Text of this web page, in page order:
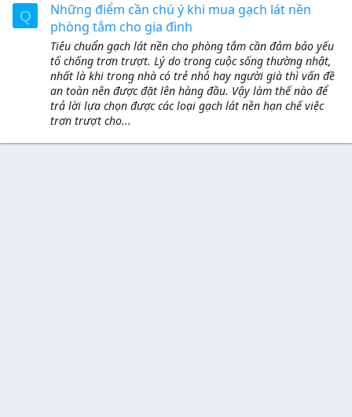
Q
Những điểm cần chú ý khi mua gạch lát nền
phòng tắm cho gia đình
Tiêu chuẩn gạch lát nền cho phòng tắm cần đảm bảo yếu
tố chống trơn trượt. Lý do trong cuộc sống thường nhật,
nhất là khi trong nhà có trẻ nhỏ hay người già thì vấn đề
an toàn nên được đặt lên hàng đầu. Vậy làm thế nào để
trả lời lựa chọn được các loại gạch lát nền hạn chế việc
trơn trượt cho...